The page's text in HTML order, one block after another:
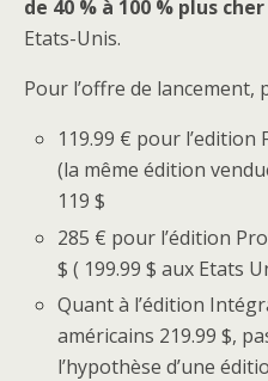
de 40 % à 100 % plus cher
Etats-Unis.
Pour l’offre de lancement,
119.99 € pour l’edition
(la même édition
119 $
285 € pour l’édition
$ ( 199.99 $ aux Etats
Quant à l’édition
américains 219.99 $,
l’hypothèse d’une